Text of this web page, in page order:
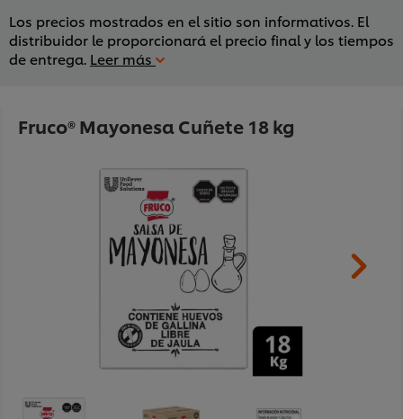
Los precios mostrados en el sitio son informativos. El
distribuidor le proporcionará el precio final y los tiempos
de entrega. Leer más
Fruco® Mayonesa Cuñete 18 kg